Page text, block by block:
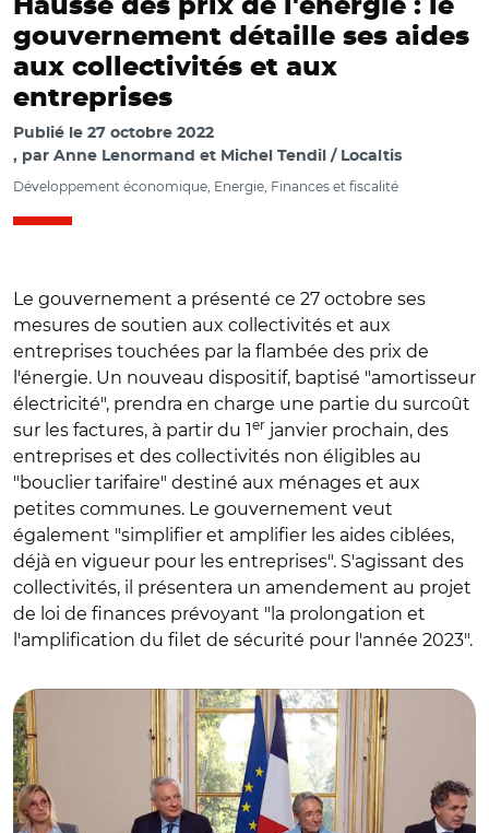
Hausse des prix de l'énergie : le
gouvernement détaille ses aides
aux collectivités et aux
entreprises
Publié le 27 octobre 2022
par Anne Lenormand et Michel Tendil / Localtis
Développement économique, Energie, Finances et fiscalité
Le gouvernement a présenté ce 27 octobre ses
mesures de soutien aux collectivités et aux
entreprises touchées par la flambée des prix de
l'énergie. Un nouveau dispositif, baptisé "amortisseur
électricité", prendra en charge une partie du surcoût
sur les factures, à partir du 1er janvier prochain, des
entreprises et des collectivités non éligibles au
"bouclier tarifaire" destiné aux ménages et aux
petites communes. Le gouvernement veut
également "simplifier et amplifier les aides ciblées,
déjà en vigueur pour les entreprises". S'agissant des
collectivités, il présentera un amendement au projet
de loi de finances prévoyant "la prolongation et
l'amplification du filet de sécurité pour l'année 2023".
© Capture facebook gouvernement/ Agnès Pannier-
Runaher, Bruno Le Maire, Elisabeth Borne et Christophe